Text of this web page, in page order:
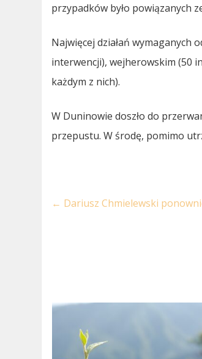
przypadków było powiązanych
Najwięcej działań wymaganych
interwencji), wejherowskim (50
każdym z nich).
W Duninowie doszło do
przepustu. W środę, pomimo
← Dariusz Chmielewski